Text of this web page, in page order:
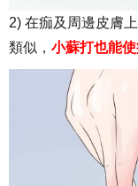
2) 在痂及周邊皮膚
類似， 小蘇打也能